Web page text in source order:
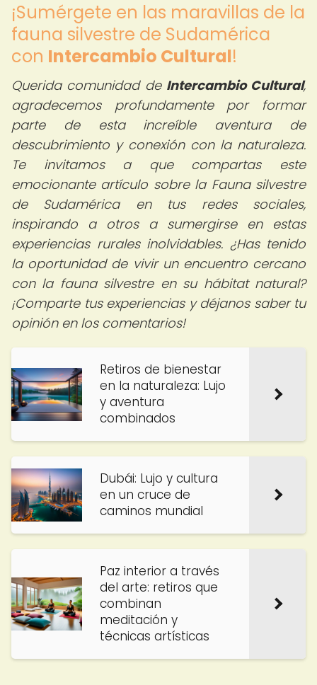
¡Sumérgete en las maravillas de la
fauna silvestre de Sudamérica
con Intercambio Cultural!
Querida comunidad de Intercambio Cultural,
agradecemos profundamente por formar
parte de esta increíble aventura de
descubrimiento y conexión con la naturaleza.
Te invitamos a que compartas este
emocionante artículo sobre la Fauna silvestre
de Sudamérica en tus redes sociales,
inspirando a otros a sumergirse en estas
experiencias rurales inolvidables. ¿Has tenido
la oportunidad de vivir un encuentro cercano
con la fauna silvestre en su hábitat natural?
¡Comparte tus experiencias y déjanos saber tu
opinión en los comentarios!
Retiros de bienestar
en la naturaleza: Lujo
y aventura
combinados
Dubái: Lujo y cultura
en un cruce de
caminos mundial
Paz interior a través
del arte: retiros que
combinan
meditación y
técnicas artísticas